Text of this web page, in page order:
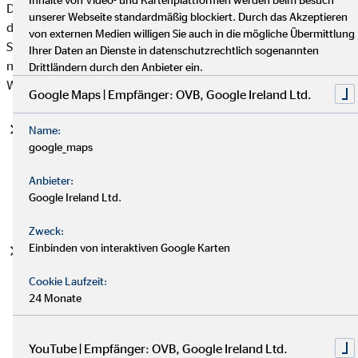
Datenschutzgrundverordnung (DSGVO), auf deren Basis wir
die personenbezogenen Daten verarbeiten, mit. Bitte beachten
Sie, dass zusätzlich zu den Regelungen der DSGVO die
nationalen Datenschutzvorgaben in Ihrem bzw. unserem
Wohn- und Sitzland gelten können.
Einwilligung (Art. 6 Abs. 1 S. 1 lit. a DSGVO)
betroffene Person hat ihre Einwilligung in die Verarbeitung
spezifischen Zweck oder mehrere bestimmte Zwecke
gegeben.
Vertragserfüllung und vorvertragliche Anfragen (Art. 6
Erfüllung eines Vertrags, dessen Vertragspartei die
der betroffenen Person erfolgen.
unserer Webseite standardmäßig blockiert. Durch das Akzeptieren
von externen Medien willigen Sie auch in die mögliche Übermittlung
Ihrer Daten an Dienste in datenschutzrechtlich sogenannten
Drittländern durch den Anbieter ein.
Google Maps | Empfänger: OVB, Google Ireland Ltd.
Name:
google_maps
Anbieter:
Google Ireland Ltd.
Zweck:
Einbinden von interaktiven Google Karten
Cookie Laufzeit:
24 Monate
YouTube | Empfänger: OVB, Google Ireland Ltd.